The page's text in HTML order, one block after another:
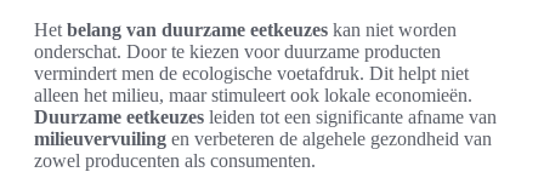
Het belang van duurzame eetkeuzes kan niet worden
onderschat. Door te kiezen voor duurzame producten
vermindert men de ecologische voetafdruk. Dit helpt niet
alleen het milieu, maar stimuleert ook lokale economieën.
Duurzame eetkeuzes leiden tot een significante afname van
milieuvervuiling en verbeteren de algehele gezondheid van
zowel producenten als consumenten.